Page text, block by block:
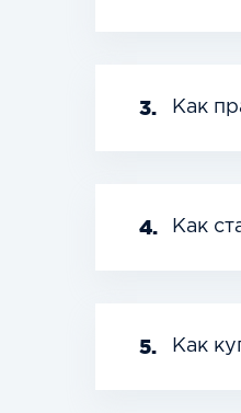
3. Как
4. Как
5. Как